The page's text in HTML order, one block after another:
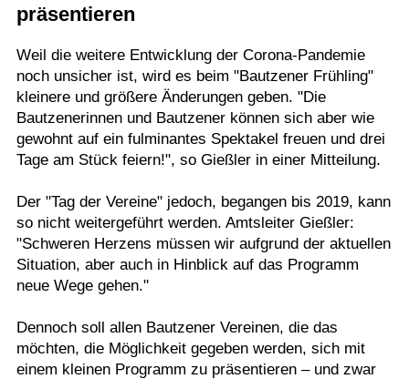
präsentieren
Weil die weitere Entwicklung der Corona-Pandemie
noch unsicher ist, wird es beim "Bautzener Frühling"
kleinere und größere Änderungen geben. "Die
Bautzenerinnen und Bautzener können sich aber wie
gewohnt auf ein fulminantes Spektakel freuen und drei
Tage am Stück feiern!", so Gießler in einer Mitteilung.
Der "Tag der Vereine" jedoch, begangen bis 2019, kann
so nicht weitergeführt werden. Amtsleiter Gießler:
"Schweren Herzens müssen wir aufgrund der aktuellen
Situation, aber auch in Hinblick auf das Programm
neue Wege gehen."
Dennoch soll allen Bautzener Vereinen, die das
möchten, die Möglichkeit gegeben werden, sich mit
einem kleinen Programm zu präsentieren – und zwar